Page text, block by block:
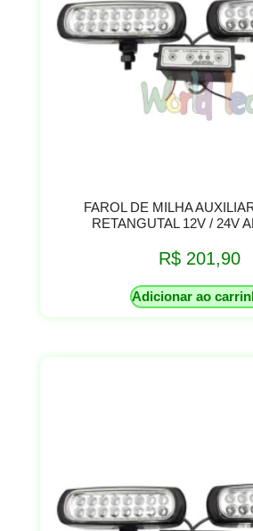
FAROL DE MILHA
RETANGUTAL 12V / 24V
R$ 201,90
Adicionar ao